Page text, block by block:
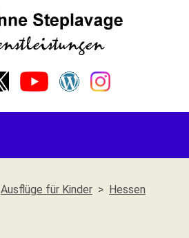
Ausflüge für Kinder Hessen